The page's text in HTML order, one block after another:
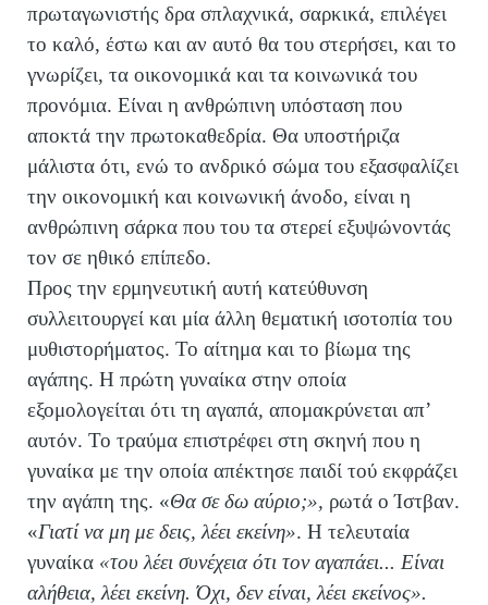
πρωταγωνιστής δρα σπλαχνικά, σαρκικά, επιλέγει
το καλό, έστω και αν αυτό θα του στερήσει, και το
γνωρίζει, τα οικονομικά και τα κοινωνικά του
προνόμια. Είναι η ανθρώπινη υπόσταση που
αποκτά την πρωτοκαθεδρία. Θα υποστήριζα
μάλιστα ότι, ενώ το ανδρικό σώμα του εξασφαλίζει
την οικονομική και κοινωνική άνοδο, είναι η
ανθρώπινη σάρκα που του τα στερεί εξυψώνοντάς
τον σε ηθικό επίπεδο.
Προς την ερμηνευτική αυτή κατεύθυνση
συλλειτουργεί και μία άλλη θεματική ισοτοπία του
μυθιστορήματος. Το αίτημα και το βίωμα της
αγάπης. Η πρώτη γυναίκα στην οποία
εξομολογείται ότι τη αγαπά, απομακρύνεται απ’
αυτόν. Το τραύμα επιστρέφει στη σκηνή που η
γυναίκα με την οποία απέκτησε παιδί τού εκφράζει
την αγάπη της. «Θα σε δω αύριο;», ρωτά ο Ίστβαν.
«Γιατί να μη με δεις, λέει εκείνη». Η τελευταία
γυναίκα «του λέει συνέχεια ότι τον αγαπάει... Είναι
αλήθεια, λέει εκείνη. Όχι, δεν είναι, λέει εκείνος».